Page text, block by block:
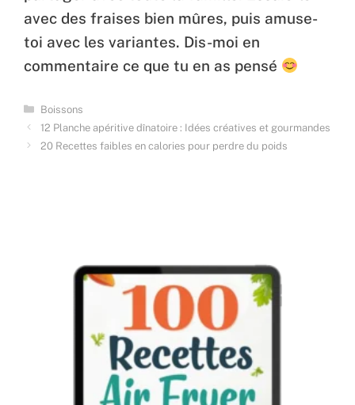
avec des fraises bien mûres, puis amuse-
toi avec les variantes. Dis-moi en
commentaire ce que tu en as pensé
Categories
Boissons
12 Planche apéritive dînatoire : Idées créatives et gourmandes
20 Recettes faibles en calories pour perdre du poids